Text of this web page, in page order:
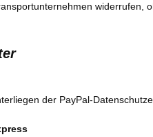
widerrufen,
der PayPal-